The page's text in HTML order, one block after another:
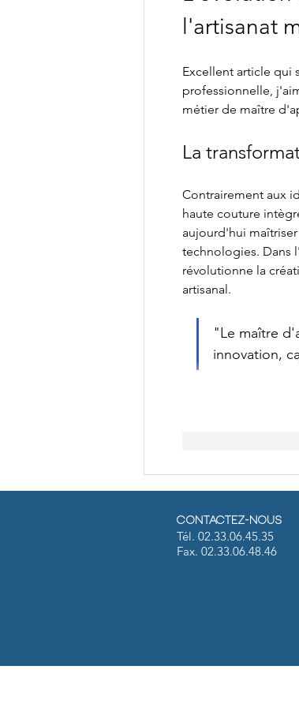
l'artisanat
Excellent article qui
professionnelle,
métier de maître
La
Contrairement aux
haute couture
aujourd'hui
technologies. Dans
révolutionne la
artisanal.
"Le maître
innovation,
Contactez-nous
Tél. 02.33.06.45.35
Fax. 02.33.06.48.46